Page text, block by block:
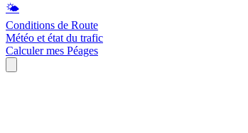
🌤️
Conditions de Route
Météo et état du trafic
Calculer mes Péages